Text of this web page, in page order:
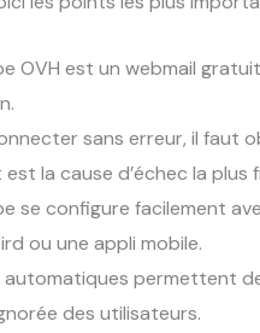
OVH est un webmail
sans erreur, il faut
la cause d’échec la plus
se configure facilement
ou une appli mobile.
permettent
des utilisateurs.